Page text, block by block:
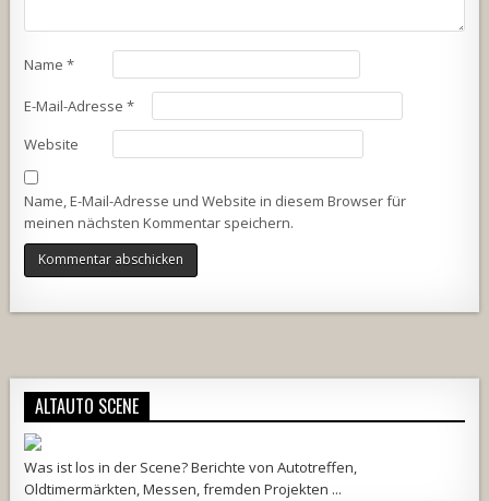
Name*
E-Mail-Adresse*
Website
Name, E-Mail-Adresse und Website in diesem Browser für
meinen nächsten Kommentar speichern.
ALTAUTO SCENE
Was ist los in der Scene? Berichte von Autotreffen,
Oldtimermärkten, Messen, fremden Projekten ...